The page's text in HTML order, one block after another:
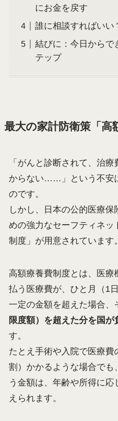
にお金を戻す
誰に相談すればいい
結びに：今日からで
テップ
最大の家計防衛策「高
「がんと診断されて、治
からない……」という不安
のです。
しかし、日本の公的医療
めの強力なセーフティネッ
制度」が用意されています。
高額療養費制度とは、医療
払う医療費が、ひと月（1
一定の金額を超えた場合、
限度額）を超えた分を国
す。
たとえ手術や入院で医療費
割）かかるような場合でも
う金額は、年齢や所得に
えられます。